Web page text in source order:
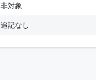
非対象
追記なし